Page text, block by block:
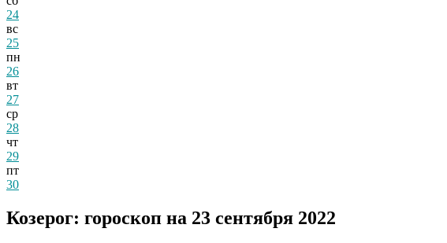
24
вс
25
пн
26
вт
27
ср
28
чт
29
пт
30
Козерог: гороскоп на 23 сентября 2022